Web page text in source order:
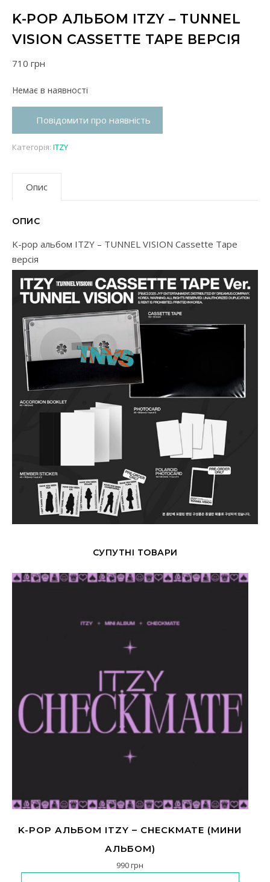
K-POP АЛЬБОМ ITZY – TUNNEL
VISION CASSETTE TAPE ВЕРСІЯ
710 грн
Немає в наявності
Повідомити про наявність
Категорія: ITZY
Опис
ОПИС
K-pop альбом ITZY – TUNNEL VISION Cassette Tape
версія
СУПУТНІ ТОВАРИ
K-POP АЛЬБОМ ITZY – CHECKMATE (МИНИ
АЛЬБОМ)
990грн